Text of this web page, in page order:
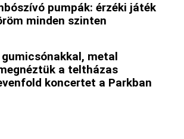
pumpák: érzéki játék
minden szinten
metal
a teltházas
koncertet a Parkban